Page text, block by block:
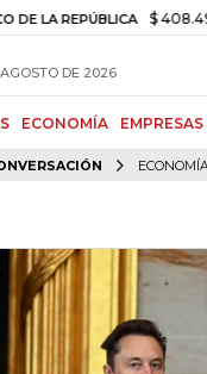
$ 408.498,97
DE 2026
ECONOMÍA EMPRESAS